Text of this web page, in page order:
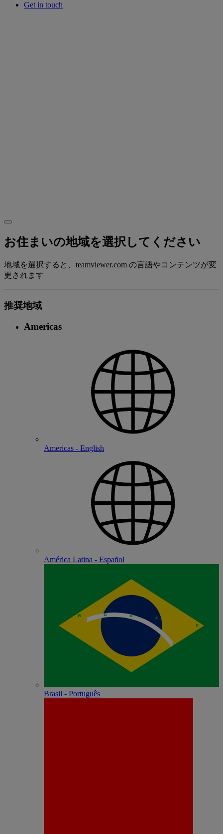
Get in touch
お住まいの地域を選択してください
地域を選択すると、teamviewer.com の言語やコンテンツが変
更されます
推奨地域
Americas
Americas - English
América Latina - Español
Brasil - Português